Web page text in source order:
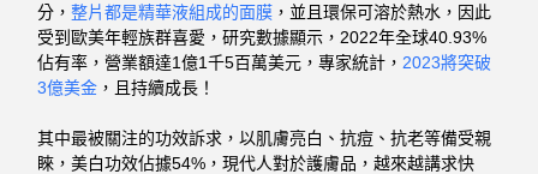
分，整片都是精華液組成的面膜 ，並且環保可溶於熱水，因此
受到歐美年輕族群喜愛，研究數據顯示，2022年全球40.93%
佔有率，營業額達1億1千5百萬美元，專家統計， 2023將突破
3億美金 ，且持續成長！
其中最被關注的功效訴求，以肌膚亮白、抗痘、抗老等備受親
睞，美白功效佔據54%，現代人對於護膚品，越來越講求快